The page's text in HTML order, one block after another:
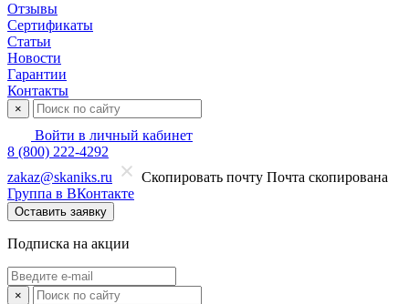
Отзывы
Сертификаты
Статьи
Новости
Гарантии
Контакты
×
Войти в личный кабинет
8 (800) 222-4292
zakaz@skaniks.ru
Скопировать почту Почта скопирована
Группа в ВКонтакте
Оставить заявку
Подписка на акции
×